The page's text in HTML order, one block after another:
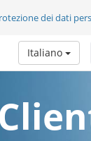
dei dati
Italiano